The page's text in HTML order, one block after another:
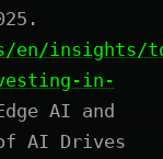
en/
in-
AI and
AI Drives